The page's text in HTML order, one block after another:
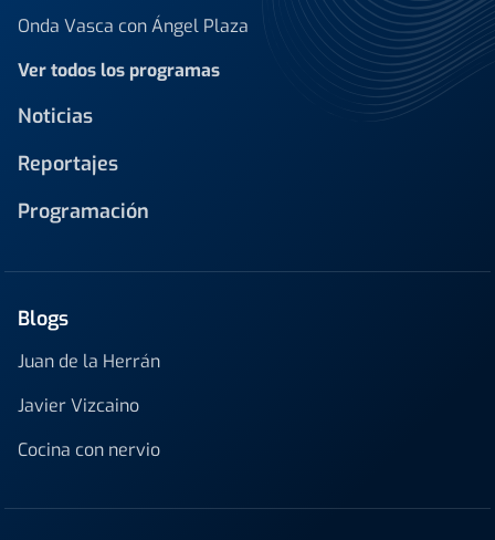
Onda Vasca con Ángel Plaza
Ver todos los programas
Noticias
Reportajes
Programación
Blogs
Juan de la Herrán
Javier Vizcaino
Cocina con nervio